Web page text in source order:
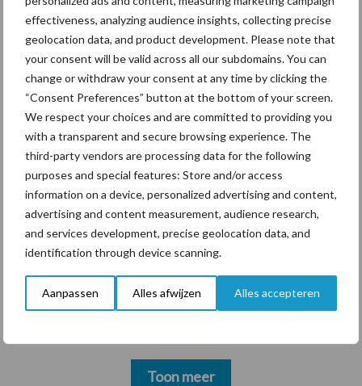
effectiveness, analyzing audience insights, collecting precise
geolocation data, and product development. Please note that
your consent will be valid across all our subdomains. You can
change or withdraw your consent at any time by clicking the
“Consent Preferences” button at the bottom of your screen.
We respect your choices and are committed to providing you
with a transparent and secure browsing experience. The
third-party vendors are processing data for the following
purposes and special features: Store and/or access
information on a device, personalized advertising and content,
advertising and content measurement, audience research,
and services development, precise geolocation data, and
identification through device scanning.
Aanpassen Alles afwijzen Alles accepteren
“Vraag naar praktische
hygieneoplossingen is in
Polen groter dan ooit”
Themapagina's
Diergezondheid Bemesting Fokkerij
Mastitis Hittestress
Toon meer